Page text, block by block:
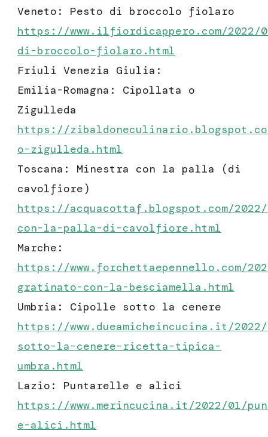
Veneto: Pesto di broccolo fiolaro
https://www.ilfiordicappero.com/2022/
di-broccolo-fiolaro .html
Friuli Venezia Giulia:
Emilia-Romagna: Cipollata o
Zigulleda
https://
o-zigulleda.html
Toscana: Minestra con la palla (di
cavolfiore)
https://acquacottaf.blogspot.com/
con-la-palla-di-cavolfiore.html
Marche:
https://www.forchettaepennello.com/
gratinato-con-la-besciamella.html
Umbria: Cipolle sotto la cenere
https://www.dueamicheincucina.it/
sotto-la-cenere-ricetta-tipica-
umbra.html
Lazio: Puntarelle e alici
https://www.merincucina.it/2022/01/
e-alici.html